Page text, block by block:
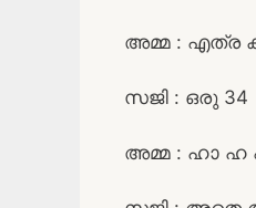
അമ്മ : എത്ര
സജി : ഒരു 34
അമ്മ : ഹാ ഹ